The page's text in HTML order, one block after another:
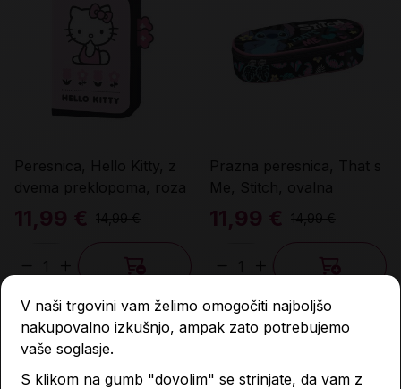
Peresnica, Hello Kitty, z
dvema preklopoma, roza
11,99 € 14,99 €
Količina
Prazna peresnica, That s
Me, Stitch, ovalna
11,99 € 14,99 €
Količina
-20 %
-20 % -20 %
-20 %
V naši trgovini vam želimo omogočiti najboljšo
nakupovalno izkušnjo, ampak zato potrebujemo
vaše soglasje.
S klikom na gumb "dovolim" se strinjate, da vam z